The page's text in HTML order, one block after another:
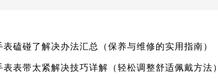
表磕碰了解决办法汇总（保养与维修的实用指南）
表表带太紧解决技巧详解（轻松调整舒适佩戴方法）